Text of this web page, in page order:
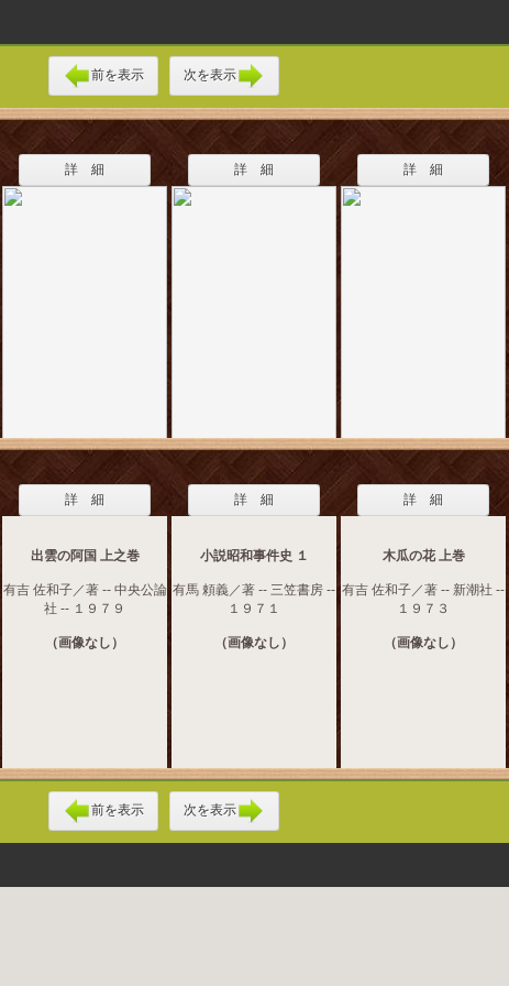
前を表示 次を表示
詳 細 詳 細 詳 細
詳 細
出雲の阿国 上之巻
有吉 佐和子／著 -- 中央公論
社 -- １９７９
（画像なし）
詳 細
小説昭和事件史 １
有馬 頼義／著 -- 三笠書房 --
１９７１
（画像なし）
詳 細
木瓜の花 上巻
有吉 佐和子／著 -- 新潮社 --
１９７３
（画像なし）
前を表示 次を表示